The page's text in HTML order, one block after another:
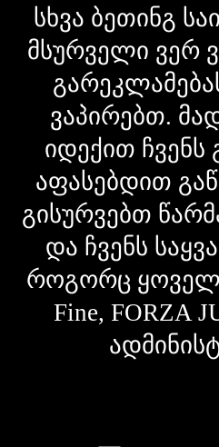
სხვა ბეთინგ
მსურველი ვერ
ვაპირებთ.
იდექით
აფასებდით
გისურვებთ
და ჩვენს
როგორც
Fine, FORZA